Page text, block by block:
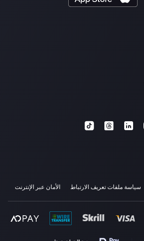
سياسة ملفات تعريف الارتباط الأمان عبر الإنترنت